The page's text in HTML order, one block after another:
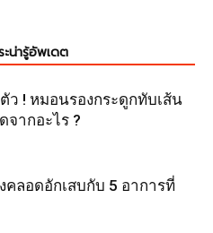
ะน่ารู้อัพเดต
ว ! หมอนรองกระดูกทับเส้น
จากอะไร ?
คลอดอักเสบกับ 5 อาการที่